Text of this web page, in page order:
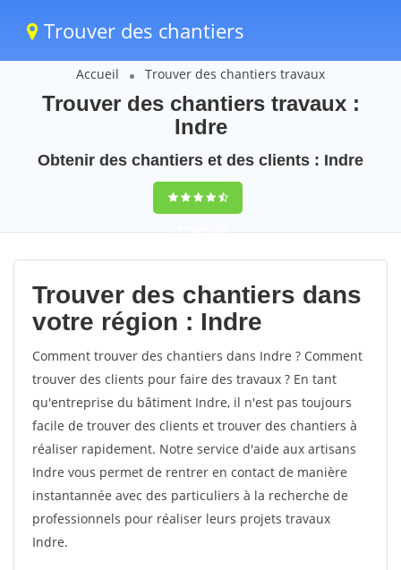
Trouver des chantiers
Accueil Trouver des chantiers travaux
Trouver des chantiers travaux :
Indre
Obtenir des chantiers et des clients : Indre
9,5(100%)58
votes
Trouver des chantiers dans
votre région : Indre
Comment trouver des chantiers dans Indre ? Comment
trouver des clients pour faire des travaux ? En tant
qu'entreprise du bâtiment Indre, il n'est pas toujours
facile de trouver des clients et trouver des chantiers à
réaliser rapidement. Notre service d'aide aux artisans
Indre vous permet de rentrer en contact de manière
instantannée avec des particuliers à la recherche de
professionnels pour réaliser leurs projets travaux
Indre.